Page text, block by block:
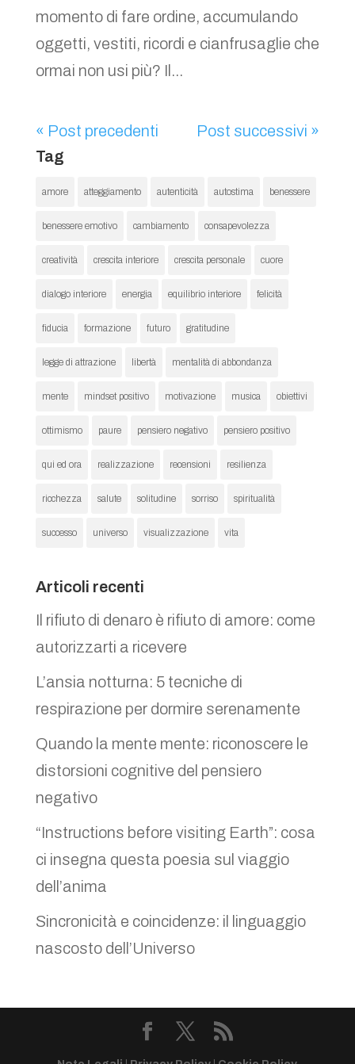
momento di fare ordine, accumulando
oggetti, vestiti, ricordi e cianfrusaglie che
ormai non usi più? Il...
« Post precedenti
Post successivi »
Tag
amore atteggiamento autenticità autostima benessere
benessere emotivo cambiamento consapevolezza
creatività crescita interiore crescita personale cuore
dialogo interiore energia equilibrio interiore felicità
fiducia formazione futuro gratitudine
legge di attrazione libertà mentalità di abbondanza
mente mindset positivo motivazione musica obiettivi
ottimismo paure pensiero negativo pensiero positivo
qui ed ora realizzazione recensioni resilienza
ricchezza salute solitudine sorriso spiritualità
successo universo visualizzazione vita
Articoli recenti
Il rifiuto di denaro è rifiuto di amore: come
autorizzarti a ricevere
L’ansia notturna: 5 tecniche di
respirazione per dormire serenamente
Quando la mente mente: riconoscere le
distorsioni cognitive del pensiero
negativo
“Instructions before visiting Earth”: cosa
ci insegna questa poesia sul viaggio
dell’anima
Sincronicità e coincidenze: il linguaggio
nascosto dell’Universo